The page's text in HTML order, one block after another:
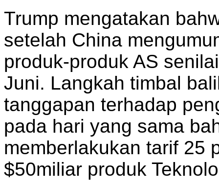
Trump mengatakan
setelah China
produk-produk AS
Juni. Langkah timbal
tanggapan terhadap
pada hari yang sama
memberlakukan tarif 25
$50miliar produk